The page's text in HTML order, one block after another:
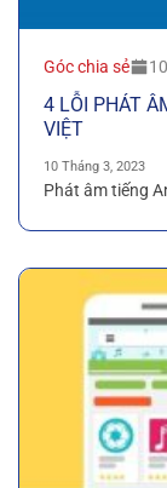
Góc chia sẻ
4 LỖI PHÁT
VIỆT
10 Tháng 3, 2023
Phát âm tiếng